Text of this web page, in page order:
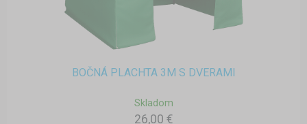
BOČNÁ PLACHTA 3M S DVERAMI
Skladom
26,00 €